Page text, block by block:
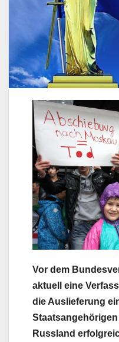
Vor dem
aktuell eine
die Auslieferung
Russland